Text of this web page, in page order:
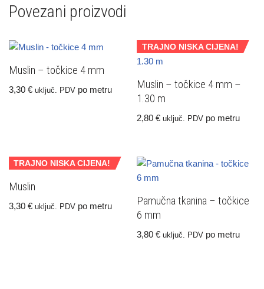
Povezani proizvodi
Muslin – točkice 4 mm
3,30 € uključ. PDV po metru
TRAJNO NISKA CIJENA!
Muslin – točkice 4 mm –
1.30 m
2,80€ uključ. PDV po metru
TRAJNO NISKA CIJENA!
Muslin
3,30 € uključ. PDV po metru
Pamučna tkanina – točkice
6 mm
3,80€ uključ. PDV po metru